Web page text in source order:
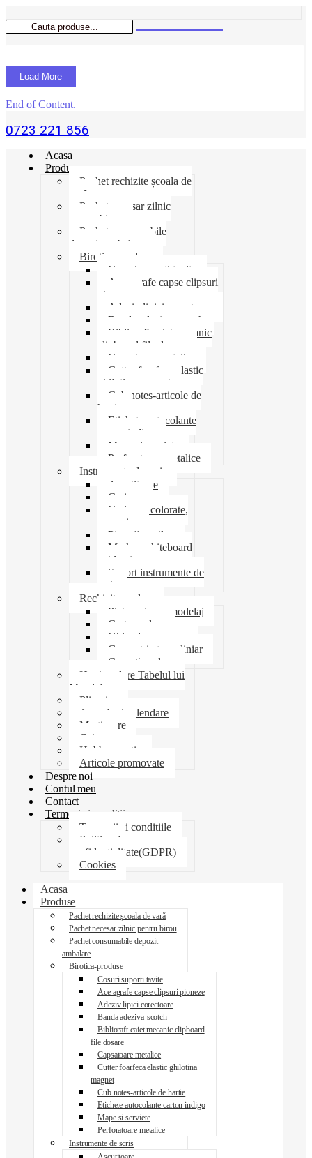
Load More
End of Content.
0723 221 856
Acasa
Produse
Pachet rechizite școala de
vară
Pachet necesar zilnic
pentru birou
Pachet consumabile
depozit-ambalare
Birotica-produse
Cosuri suporti tavite
Ace agrafe capse clipsuri
pioneze
Adeziv lipici corectoare
Banda adeziva-scotch
Biblioraft caiet mecanic
clipboard file dosare
Capsatoare metalice
Cutter foarfeca elastic
ghilotina magnet
Cub notes-articole de
hartie
Etichete autocolante
carton indigo
Mape si serviete
Perforatoare metalice
Instrumente de scris
Ascutitoare
Carioca
Creioane colorate,
mecanice
Pix roller stilou
Marker whiteboard
evidentiator
Suport instrumente de
scris
Rechizite scolare
Pictura desen modelaj
Creta scolara
Ghiozdane penare
Geometrie trusa liniar
Coperti scolare
Harti scolare Tabelul lui
Mendeleev
Plicuri
Agende si calendare
Martisoare
Caiete
Hobby creatie
Articole promovate
Despre noi
Contul meu
Contact
Termeni si conditii
Termenii si conditiile
Politica de
confidentialitate(GDPR)
Cookies
Acasa
Produse
Pachet rechizite școala de vară
Pachet necesar zilnic pentru birou
Pachet consumabile depozit-
ambalare
Birotica-produse
Cosuri suporti tavite
Ace agrafe capse clipsuri pioneze
Adeziv lipici corectoare
Banda adeziva-scotch
Biblioraft caiet mecanic clipboard
file dosare
Capsatoare metalice
Cutter foarfeca elastic ghilotina
magnet
Cub notes-articole de hartie
Etichete autocolante carton indigo
Mape si serviete
Perforatoare metalice
Instrumente de scris